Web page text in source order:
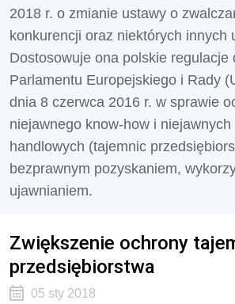
2018 r. o zmianie ustawy o
konkurencji oraz niektórych innych
Dostosowuje ona polskie regulacje
Parlamentu Europejskiego i Rady
dnia 8 czerwca 2016 r. w sprawie
niejawnego know-how i niejawnych
handlowych (tajemnic
bezprawnym pozyskaniem,
ujawnianiem.
Zwiększenie ochrony
przedsiębiorstwa
05 sty 2018